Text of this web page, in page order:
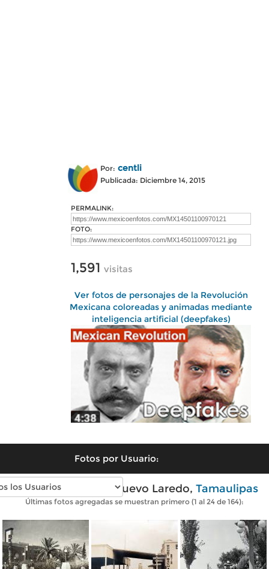
Por: centli
Publicada: Diciembre 14, 2015
PERMALINK:
FOTO:
1,591 visitas
Ver fotos de personajes de la Revolución
Mexicana coloreadas y animadas mediante
inteligencia artificial (deepfakes)
Fotos por Usuario:
Fotos antiguas de Nuevo Laredo, Tamaulipas
Últimas fotos agregadas se muestran primero (1 al 24 de 164):